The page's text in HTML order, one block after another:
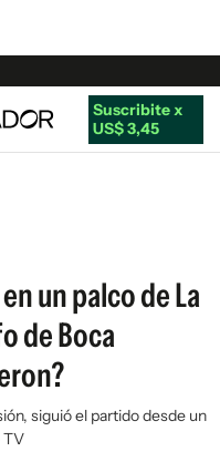
Suscribite x
US$ 3,45
un palco de La
de Boca
siguió el partido desde un
TV